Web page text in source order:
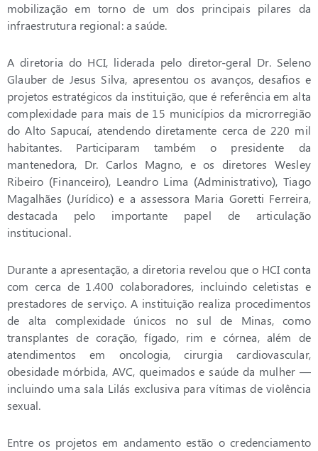
mobilização em torno de um dos principais pilares da
infraestrutura regional: a saúde.
A diretoria do HCI, liderada pelo diretor-geral Dr. Seleno
Glauber de Jesus Silva, apresentou os avanços, desafios e
projetos estratégicos da instituição, que é referência em alta
complexidade para mais de 15 municípios da microrregião
do Alto Sapucaí, atendendo diretamente cerca de 220 mil
habitantes. Participaram também o presidente da
mantenedora, Dr. Carlos Magno, e os diretores Wesley
Ribeiro (Financeiro), Leandro Lima (Administrativo), Tiago
Magalhães (Jurídico) e a assessora Maria Goretti Ferreira,
destacada pelo importante papel de articulação
institucional.
Durante a apresentação, a diretoria revelou que o HCI conta
com cerca de 1.400 colaboradores, incluindo celetistas e
prestadores de serviço. A instituição realiza procedimentos
de alta complexidade únicos no sul de Minas, como
transplantes de coração, fígado, rim e córnea, além de
atendimentos em oncologia, cirurgia cardiovascular,
obesidade mórbida, AVC, queimados e saúde da mulher —
incluindo uma sala Lilás exclusiva para vítimas de violência
sexual.
Entre os projetos em andamento estão o credenciamento